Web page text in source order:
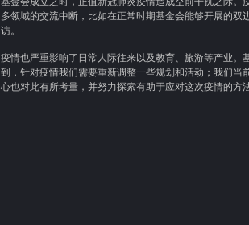
多领域的交流中断，比如在正常时期基金会能够开展的双
访。
疫情也严重影响了日常人际往来以及教育、旅游等产业。
到，针对疫情我们需要重新调整一些规划和活动；我们当
心也对此有所考量，并努力探索有助于应对这次疫情的方